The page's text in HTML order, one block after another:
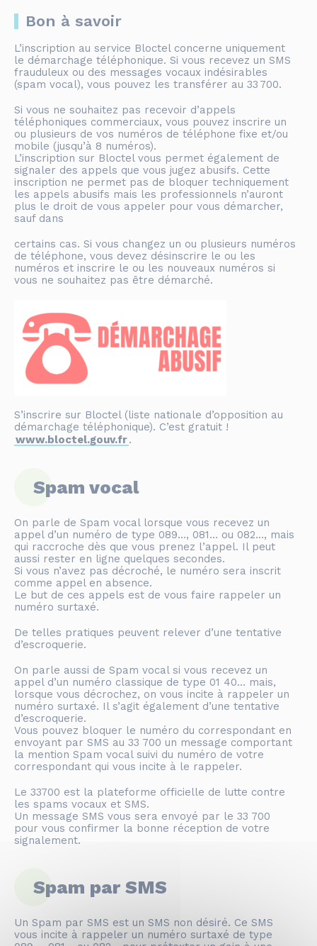
Bon à savoir
L’inscription au service Bloctel concerne uniquement
le démarchage téléphonique. Si vous recevez un SMS
frauduleux ou des messages vocaux indésirables
(spam vocal), vous pouvez les transférer au 33 700.
Si vous ne souhaitez pas recevoir d’appels
téléphoniques commerciaux, vous pouvez inscrire un
ou plusieurs de vos numéros de téléphone fixe et/ou
mobile (jusqu’à 8 numéros).
L’inscription sur Bloctel vous permet également de
signaler des appels que vous jugez abusifs. Cette
inscription ne permet pas de bloquer techniquement
les appels abusifs mais les professionnels n’auront
plus le droit de vous appeler pour vous démarcher,
sauf dans
certains cas. Si vous changez un ou plusieurs numéros
de téléphone, vous devez désinscrire le ou les
numéros et inscrire le ou les nouveaux numéros si
vous ne souhaitez pas être démarché.
S’inscrire sur Bloctel (liste nationale d’opposition au
démarchage téléphonique). C’est gratuit !
www.bloctel.gouv.fr.
Spam vocal
On parle de Spam vocal lorsque vous recevez un
appel d’un numéro de type 089…, 081… ou 082…, mais
qui raccroche dès que vous prenez l’appel. Il peut
aussi rester en ligne quelques secondes.
Si vous n’avez pas décroché, le numéro sera inscrit
comme appel en absence.
Le but de ces appels est de vous faire rappeler un
numéro surtaxé.
De telles pratiques peuvent relever d’une tentative
d’escroquerie.
On parle aussi de Spam vocal si vous recevez un
appel d’un numéro classique de type 01 40… mais,
lorsque vous décrochez, on vous incite à rappeler un
numéro surtaxé. Il s’agit également d’une tentative
d’escroquerie.
Vous pouvez bloquer le numéro du correspondant en
envoyant par SMS au 33 700 un message comportant
la mention Spam vocal suivi du numéro de votre
correspondant qui vous incite à le rappeler.
Le 33700 est la plateforme officielle de lutte contre
les spams vocaux et SMS.
Un message SMS vous sera envoyé par le 33 700
pour vous confirmer la bonne réception de votre
signalement.
Spam par SMS
Un Spam par SMS est un SMS non désiré. Ce SMS
vous incite à rappeler un numéro surtaxé de type